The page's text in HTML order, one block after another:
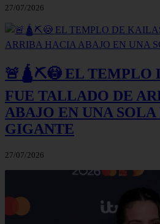
27/07/2026
🚨🛕⛏️😳 EL TEMPLO
FUE TALLADO DE
ABAJO EN UNA SOLA
GIGANTE
27/07/2026